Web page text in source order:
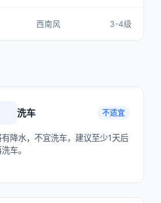
西南风 3-4级
洗车 不适宜
有降水，不宜洗车，建议至少1天后
车。